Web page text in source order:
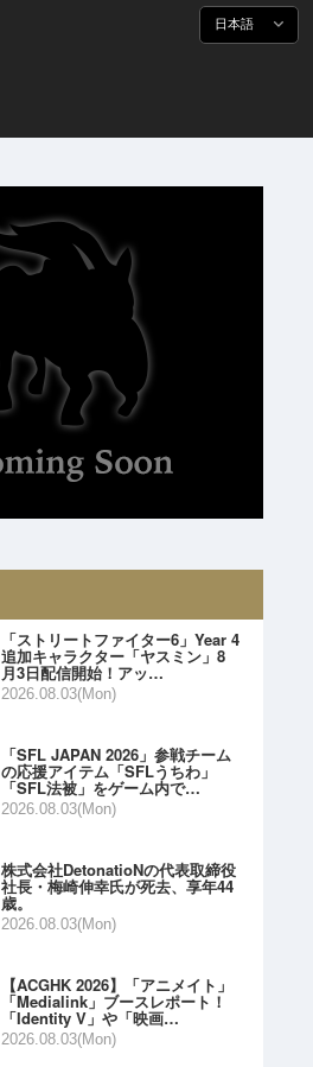
日本語
「ストリートファイター6」Year 4
追加キャラクター「ヤスミン」8
月3日配信開始！アッ…
2026.08.03(Mon)
「SFL JAPAN 2026」参戦チーム
の応援アイテム「SFLうちわ」
「SFL法被」をゲーム内で…
2026.08.03(Mon)
株式会社DetonatioNの代表取締役
社長・梅崎伸幸氏が死去、享年44
歳。
2026.08.03(Mon)
【ACGHK 2026】「アニメイト」
「Medialink」ブースレポート！
「Identity V」や「映画…
2026.08.03(Mon)